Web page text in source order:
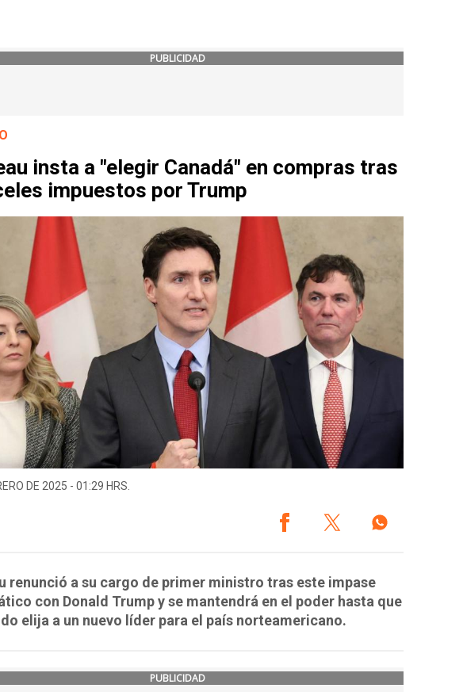
PUBLICIDAD
insta a "elegir Canadá" en compras tras
impuestos por Trump
DE 2025 - 01:29 HRS.
renunció a su cargo de primer ministro tras este impase
con Donald Trump y se mantendrá en el poder hasta que
elija a un nuevo líder para el país norteamericano.
PUBLICIDAD